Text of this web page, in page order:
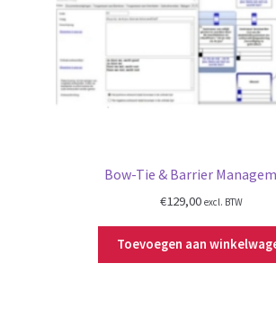
Bow-Tie & Barrier
€129,00 excl. BTW
Toevoegen aan